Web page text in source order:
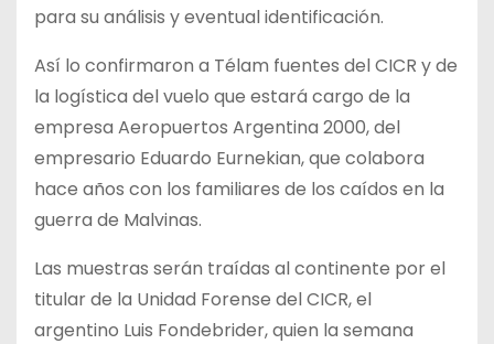
para su análisis y eventual identificación.
Así lo confirmaron a Télam fuentes del CICR y de
la logística del vuelo que estará cargo de la
empresa Aeropuertos Argentina 2000, del
empresario Eduardo Eurnekian, que colabora
hace años con los familiares de los caídos en la
guerra de Malvinas.
Las muestras serán traídas al continente por el
titular de la Unidad Forense del CICR, el
argentino Luis Fondebrider, quien la semana